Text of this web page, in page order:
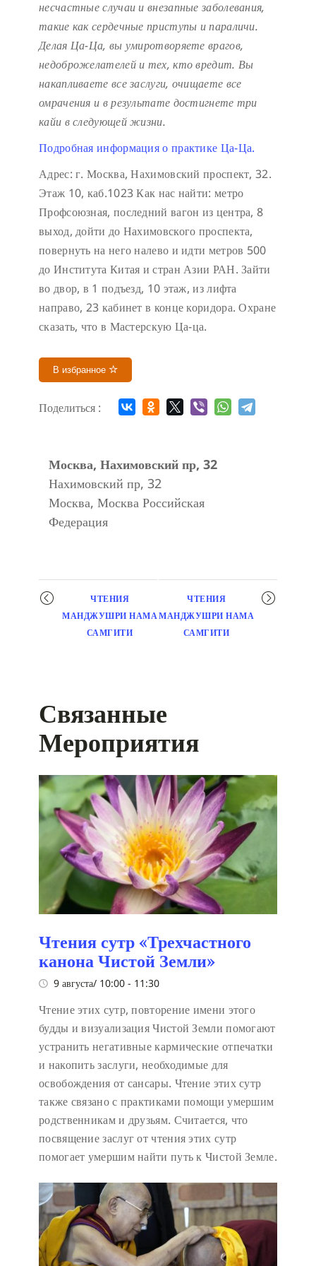
несчастные случаи и внезапные заболевания,
такие как сердечные приступы и параличи.
Делая Ца-Ца, вы умиротворяете врагов,
недоброжелателей и тех, кто вредит. Вы
накапливаете все заслуги, очищаете все
омрачения и в результате достигнете три
кайи в следующей жизни.
Подробная информация о практике Ца-Ца.
Адрес: г. Москва, Нахимовский проспект, 32.
Этаж 10, каб.1023Как нас найти: метро
Профсоюзная, последний вагон из центра, 8
выход, дойти до Нахимовского проспекта,
повернуть на него налево и идти метров 500
до Института Китая и стран Азии РАН. Зайти
во двор, в 1 подъезд, 10 этаж, из лифта
направо, 23 кабинет в конце коридора. Охране
сказать, что в Мастерскую Ца-ца.
В избранное
Поделиться :
Москва, Нахимовский пр, 32
Нахимовский пр, 32
Москва, Москва Российская
Федерация
Мероприятие
навигация
ЧТЕНИЯ
МАНДЖУШРИ НАМА
САМГИТИ
ЧТЕНИЯ
МАНДЖУШРИ НАМА
САМГИТИ
Связанные
Мероприятия
Чтения сутр «Трехчастного
канона Чистой Земли»
9 августа/ 10:00 - 11:30
Чтение этих сутр, повторение имени этого
будды и визуализация Чистой Земли помогают
устранить негативные кармические отпечатки
и накопить заслуги, необходимые для
освобождения от сансары. Чтение этих сутр
также связано с практиками помощи умершим
родственникам и друзьям. Считается, что
посвящение заслуг от чтения этих сутр
помогает умершим найти путь к Чистой Земле.